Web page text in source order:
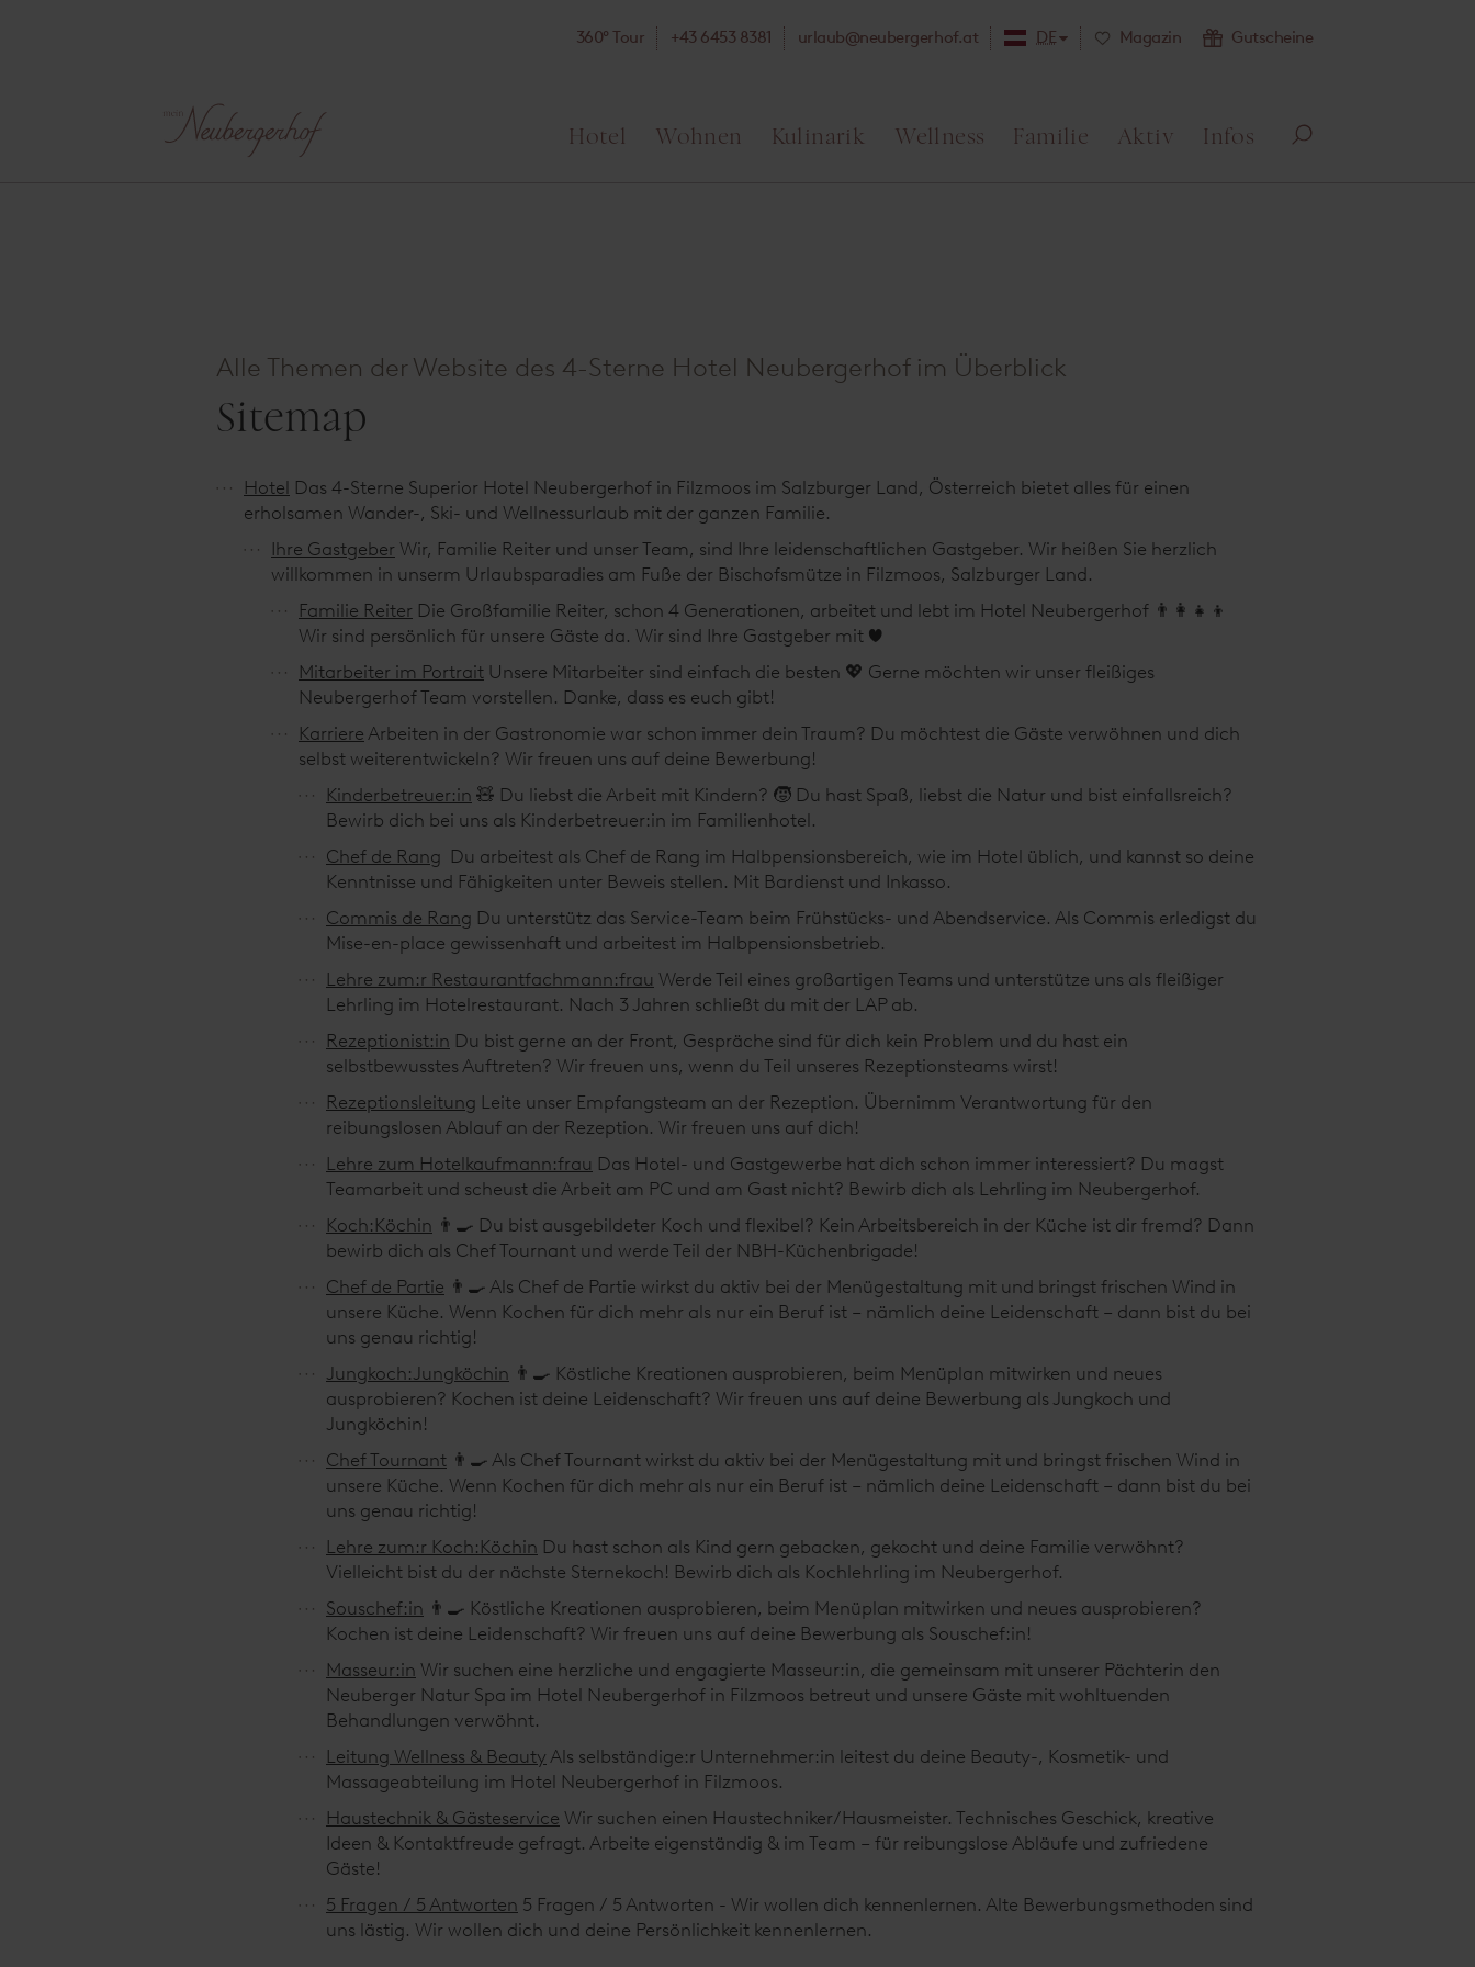
360° Tour +43 6453 8381 ta.fohregrebuen@bualru DE Magazin Gutscheine
Hotel Wohnen Kulinarik Wellness Familie Aktiv Infos
Alle Themen der Website des 4-Sterne Hotel Neubergerhof im Überblick
Sitemap
Hotel Das 4-Sterne Superior Hotel Neubergerhof in Filzmoos im Salzburger Land, Österreich bietet alles für einen
erholsamen Wander-, Ski- und Wellnessurlaub mit der ganzen Familie.
Ihre Gastgeber Wir, Familie Reiter und unser Team, sind Ihre leidenschaftlichen Gastgeber. Wir heißen Sie herzlich
willkommen in unserm Urlaubsparadies am Fuße der Bischofsmütze in Filzmoos, Salzburger Land.
Familie Reiter Die Großfamilie Reiter, schon 4 Generationen, arbeitet und lebt im Hotel Neubergerhof 👨‍👩‍👧‍👦
Wir sind persönlich für unsere Gäste da. Wir sind Ihre Gastgeber mit ❤️
Mitarbeiter im Portrait Unsere Mitarbeiter sind einfach die besten 💖 Gerne möchten wir unser fleißiges
Neubergerhof Team vorstellen. Danke, dass es euch gibt!
Karriere Arbeiten in der Gastronomie war schon immer dein Traum? Du möchtest die Gäste verwöhnen und dich
selbst weiterentwickeln? Wir freuen uns auf deine Bewerbung!
Kinderbetreuer:in 🧸 Du liebst die Arbeit mit Kindern? 🧒 Du hast Spaß, liebst die Natur und bist einfallsreich?
Bewirb dich bei uns als Kinderbetreuer:in im Familienhotel.
Chef de Rang Du arbeitest als Chef de Rang im Halbpensionsbereich, wie im Hotel üblich, und kannst so deine
Kenntnisse und Fähigkeiten unter Beweis stellen. Mit Bardienst und Inkasso.
Commis de Rang Du unterstütz das Service-Team beim Frühstücks- und Abendservice. Als Commis erledigst du
Mise-en-place gewissenhaft und arbeitest im Halbpensionsbetrieb.
Lehre zum:r Restaurantfachmann:frau Werde Teil eines großartigen Teams und unterstütze uns als fleißiger
Lehrling im Hotelrestaurant. Nach 3 Jahren schließt du mit der LAP ab.
Rezeptionist:in Du bist gerne an der Front, Gespräche sind für dich kein Problem und du hast ein
selbstbewusstes Auftreten? Wir freuen uns, wenn du Teil unseres Rezeptionsteams wirst!
Rezeptionsleitung Leite unser Empfangsteam an der Rezeption. Übernimm Verantwortung für den
reibungslosen Ablauf an der Rezeption. Wir freuen uns auf dich!
Lehre zum Hotelkaufmann:frau Das Hotel- und Gastgewerbe hat dich schon immer interessiert? Du magst
Teamarbeit und scheust die Arbeit am PC und am Gast nicht? Bewirb dich als Lehrling im Neubergerhof.
Koch:Köchin 👨‍🍳 Du bist ausgebildeter Koch und flexibel? Kein Arbeitsbereich in der Küche ist dir fremd? Dann
bewirb dich als Chef Tournant und werde Teil der NBH-Küchenbrigade!
Chef de Partie 👨‍🍳 Als Chef de Partie wirkst du aktiv bei der Menügestaltung mit und bringst frischen Wind in
unsere Küche. Wenn Kochen für dich mehr als nur ein Beruf ist – nämlich deine Leidenschaft – dann bist du bei
uns genau richtig!
Jungkoch:Jungköchin 👨‍🍳 Köstliche Kreationen ausprobieren, beim Menüplan mitwirken und neues
ausprobieren? Kochen ist deine Leidenschaft? Wir freuen uns auf deine Bewerbung als Jungkoch und
Jungköchin!
Chef Tournant 👨‍🍳 Als Chef Tournant wirkst du aktiv bei der Menügestaltung mit und bringst frischen Wind in
unsere Küche. Wenn Kochen für dich mehr als nur ein Beruf ist – nämlich deine Leidenschaft – dann bist du bei
uns genau richtig!
Lehre zum:r Koch:Köchin Du hast schon als Kind gern gebacken, gekocht und deine Familie verwöhnt?
Vielleicht bist du der nächste Sternekoch! Bewirb dich als Kochlehrling im Neubergerhof.
Souschef:in 👨‍🍳 Köstliche Kreationen ausprobieren, beim Menüplan mitwirken und neues ausprobieren?
Kochen ist deine Leidenschaft? Wir freuen uns auf deine Bewerbung als Souschef:in!
Masseur:in Wir suchen eine herzliche und engagierte Masseur:in, die gemeinsam mit unserer Pächterin den
Neuberger Natur Spa im Hotel Neubergerhof in Filzmoos betreut und unsere Gäste mit wohltuenden
Behandlungen verwöhnt.
Leitung Wellness & Beauty Als selbständige:r Unternehmer:in leitest du deine Beauty-, Kosmetik- und
Massageabteilung im Hotel Neubergerhof in Filzmoos.
Haustechnik & Gästeservice Wir suchen einen Haustechniker/Hausmeister. Technisches Geschick, kreative
Ideen & Kontaktfreude gefragt. Arbeite eigenständig & im Team – für reibungslose Abläufe und zufriedene
Gäste!
5 Fragen / 5 Antworten 5 Fragen / 5 Antworten - Wir wollen dich kennenlernen. Alte Bewerbungsmethoden sind
uns lästig. Wir wollen dich und deine Persönlichkeit kennenlernen.